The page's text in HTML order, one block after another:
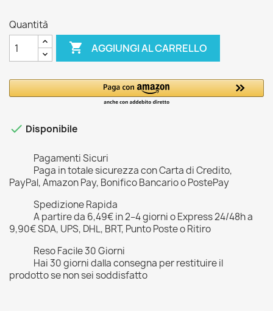
Quantità
 AGGIUNGI AL CARRELLO
 Disponibile
Pagamenti Sicuri
Paga in totale sicurezza con Carta di Credito,
PayPal, Amazon Pay, Bonifico Bancario o PostePay
Spedizione Rapida
A partire da 6,49€ in 2–4 giorni o Express 24/48h a
9,90€ SDA, UPS, DHL, BRT, Punto Poste o Ritiro
Reso Facile 30 Giorni
Hai 30 giorni dalla consegna per restituire il
prodotto se non sei soddisfatto